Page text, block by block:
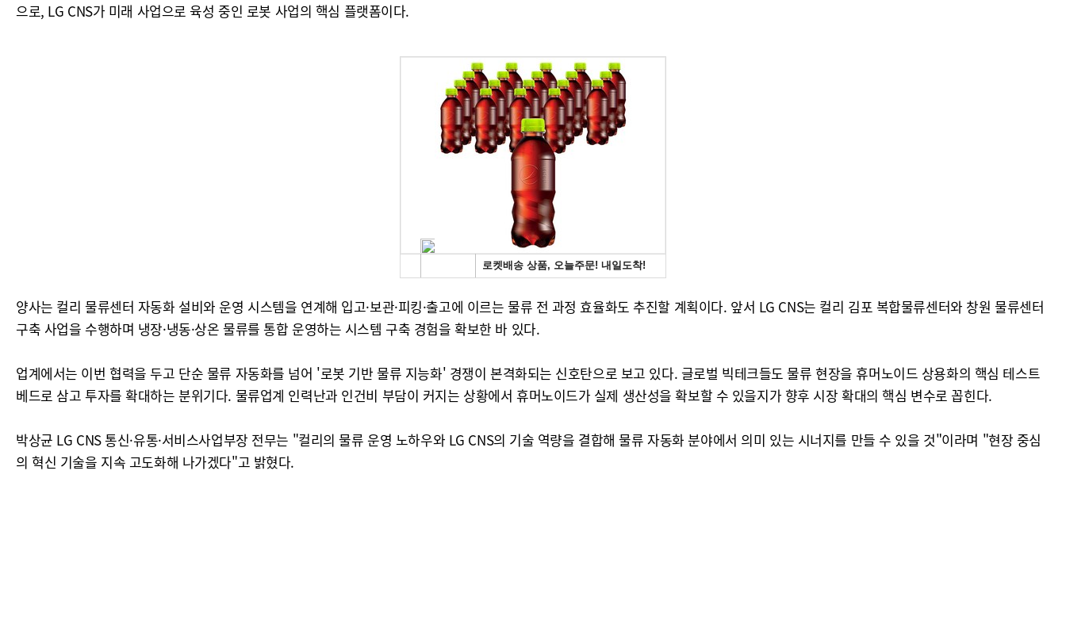
으로, LG CNS가 미래 사업으로 육성 중인 로봇 사업의 핵심 플랫폼이다.
양사는 컬리 물류센터 자동화 설비와 운영 시스템을 연계해 입고·보관·피킹·출고에 이르는 물류 전 과정 효율화도 추진할 계획이다. 앞서 LG CNS는 컬리 김포 복합물류센터와 창원 물류센터
구축 사업을 수행하며 냉장·냉동·상온 물류를 통합 운영하는 시스템 구축 경험을 확보한 바 있다.
업계에서는 이번 협력을 두고 단순 물류 자동화를 넘어 '로봇 기반 물류 지능화' 경쟁이 본격화되는 신호탄으로 보고 있다. 글로벌 빅테크들도 물류 현장을 휴머노이드 상용화의 핵심 테스트
베드로 삼고 투자를 확대하는 분위기다. 물류업계 인력난과 인건비 부담이 커지는 상황에서 휴머노이드가 실제 생산성을 확보할 수 있을지가 향후 시장 확대의 핵심 변수로 꼽힌다.
박상균 LG CNS 통신·유통·서비스사업부장 전무는 "컬리의 물류 운영 노하우와 LG CNS의 기술 역량을 결합해 물류 자동화 분야에서 의미 있는 시너지를 만들 수 있을 것"이라며 "현장 중심
의 혁신 기술을 지속 고도화해 나가겠다"고 밝혔다.